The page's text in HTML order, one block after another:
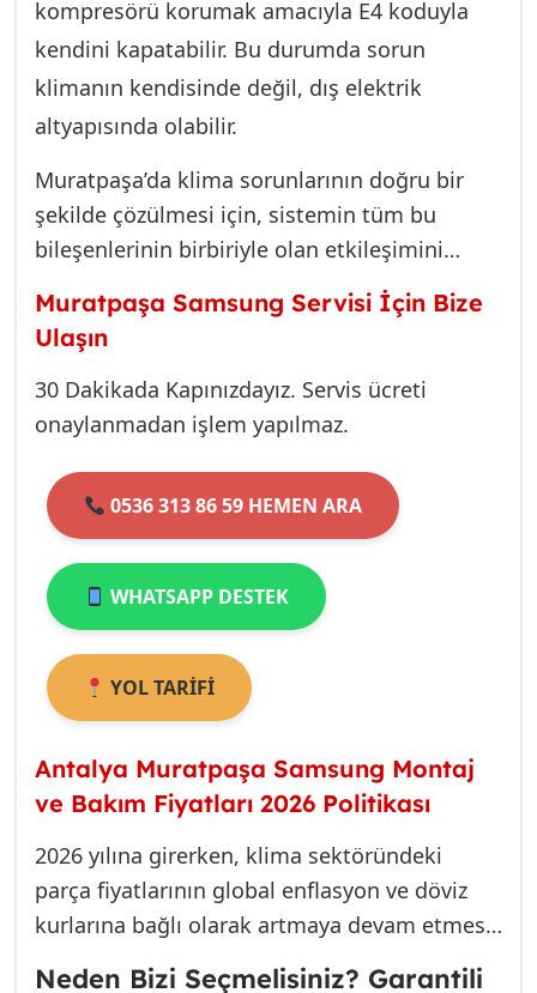
kompresörü korumak amacıyla E4 koduyla
kendini kapatabilir. Bu durumda sorun
klimanın kendisinde değil, dış elektrik
altyapısında olabilir.
Muratpaşa’da klima sorunlarının doğru bir
şekilde çözülmesi için, sistemin tüm bu
bileşenlerinin birbiriyle olan etkileşimini
doğru analiz etmek şarttır. Yalnızca gaz
dolumu yapmak ya da basit bir sensör
değiştirmek yerine, arızanın ana kaynağını
(root cause analysis) tespit etmeliyiz.
Muratpaşa Samsung Servisi İçin Bize
Ulaşın
30 Dakikada Kapınızdayız. Servis ücreti
onaylanmadan işlem yapılmaz.
0536 313 86 59 HEMEN ARA
WHATSAPP DESTEK
YOL TARİFİ
Antalya Muratpaşa Samsung Montaj
ve Bakım Fiyatları 2026 Politikası
2026 yılına girerken, klima sektöründeki
parça fiyatlarının global enflasyon ve döviz
kurlarına bağlı olarak artmaya devam etmesi
beklenmektedir. Biz, Muratpaşa’da hem
Neden Bizi Seçmelisiniz? Garantili